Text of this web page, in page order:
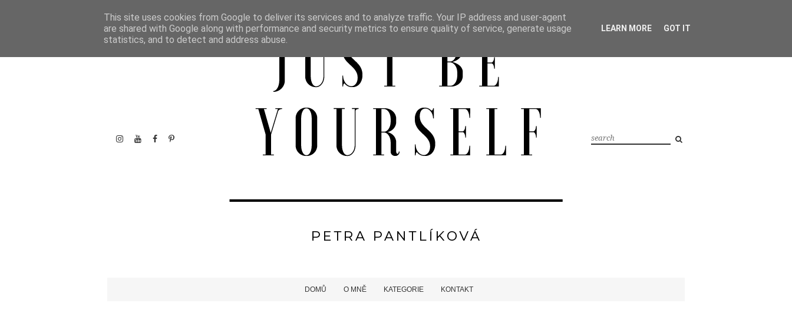
DOMŮ O MNĚ KATEGORIE KONTAKT
This site uses cookies from Google to deliver its services and to analyze traffic. Your IP address and user-agent
are shared with Google along with performance and security metrics to ensure quality of service, generate usage
statistics, and to detect and address abuse.
LEARN MORE GOT IT